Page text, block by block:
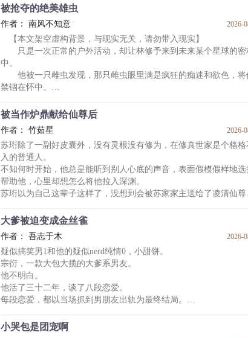
黑皮精灵勾住她下巴，倾身压下来，野性难驯的美侵略性十足。
苏昭：“姐太迷人了，勾走我的魂啦！”
吸血鬼戏谑笑着，尖牙轻轻摩挲她的脖颈，危险又迷人。
苏昭腰肢发软：“姐姐电到我了，立刻马上跟我谈恋爱！”
漂亮圣女精致易碎，飘渺梦幻的外貌神圣不可侵犯。
被强压
被抢夺的绝美雄虫
作者： 南风不知意 2026-
【本文架空虚构背景，与现实无关，请勿带入现实】
只是一次正常的户外活动，却让林修予来到未来某个星球的密
中。
他被一只雌虫发现，那只雌虫眼里满是疯狂的痴迷和欲色，将
禁锢在怀中。
林修予听不懂他的语言，他只能拼命挣扎着，企图逃出这个怪
的怀抱。
不过很快，他便看到一艘巨大的星舰从天而降，一群高大，精
悍，身穿统一暗色制服的身影鬼魅般出现，轻而易举就将抱着他的
人杀掉。
紧接着，为首的身影突然长出了巨大的骨刺，将现场除了他以
的所有活物屠戮殆尽，然后一步
被当作炉鼎献给仙尊后
作者： 竹茹星 2026-
苏珩除了一副好皮囊外，没有灵根没有修为，在修真世家是个格格
入的普通人。
不知何时开始，他总是能听到别人心底的声音，表面假模假样地选
帮助他，心里却想怎么将他拉入深渊。
苏珩以为自己这辈子这样了，没想到会被苏家家主送给了凌清仙尊
传闻凌清仙尊身处天下第一宗门，为人风光霁月，慈悲悯生，一柄
月剑劈出人间百年安宁。
但苏珩不信，不信世上会有这般人，他只想在宗门小心翼翼地活着
没想到……
凌清仙尊不嫌弃苏珩没有资格修行的炉鼎身份，教导他入道，帮他
髓，重塑灵根……
当有人在心里想要弄死苏
大爹被迫变成金丝雀
作者： 吾志于木 2026-
疑似搞笑男1和他的疑似nerd纯情0，小甜饼。
宗衍，一款大包大揽的大爹系男友。
他不明白。
他活了三十二年，谈了八段恋爱。
每段恋爱，都以当场抓到男朋友出轨为最终结局。
宗衍问：“他能给你什么？”
男朋友沉默片刻，说：“所有。”
小哭包是团宠啊